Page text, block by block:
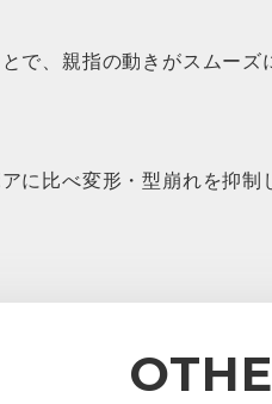
で、親指の動きがスムー
に比べ変形・型崩れを抑制